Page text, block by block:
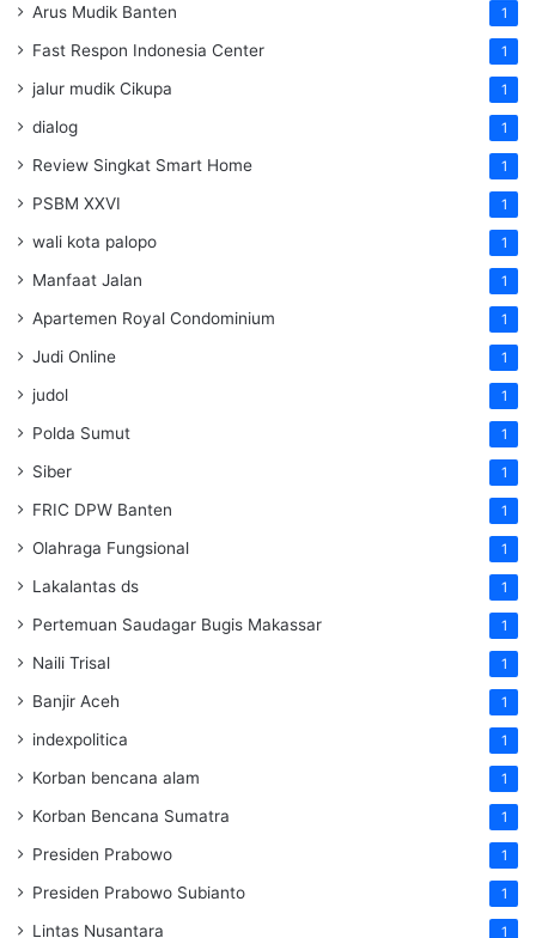
Arus Mudik Banten 1
Fast Respon Indonesia Center 1
jalur mudik Cikupa 1
dialog 1
Review Singkat Smart Home 1
PSBM XXVI 1
wali kota palopo 1
Manfaat Jalan 1
Apartemen Royal Condominium 1
Judi Online 1
judol 1
Polda Sumut 1
Siber 1
FRIC DPW Banten 1
Olahraga Fungsional 1
Lakalantas ds 1
Pertemuan Saudagar Bugis Makassar 1
Naili Trisal 1
Banjir Aceh 1
indexpolitica 1
Korban bencana alam 1
Korban Bencana Sumatra 1
Presiden Prabowo 1
Presiden Prabowo Subianto 1
Lintas Nusantara 1